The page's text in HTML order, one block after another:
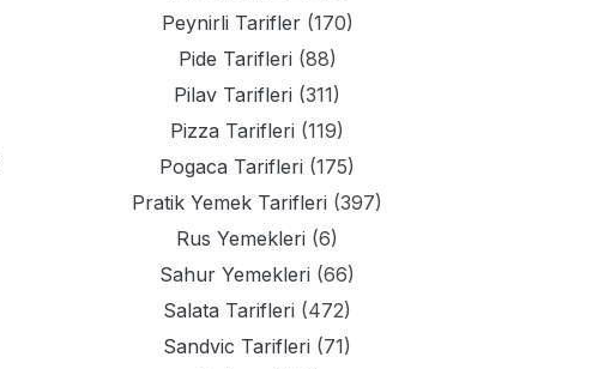
Peynirli Tarifler(170)
Pide Tarifleri (88)
Pilav Tarifleri (311)
Pizza Tarifleri (119)
Pogaca Tarifleri (175)
Pratik Yemek Tarifleri (397)
Rus Yemekleri (6)
Sahur Yemekleri (66)
Salata Tarifleri (472)
Sandvic Tarifleri (71)